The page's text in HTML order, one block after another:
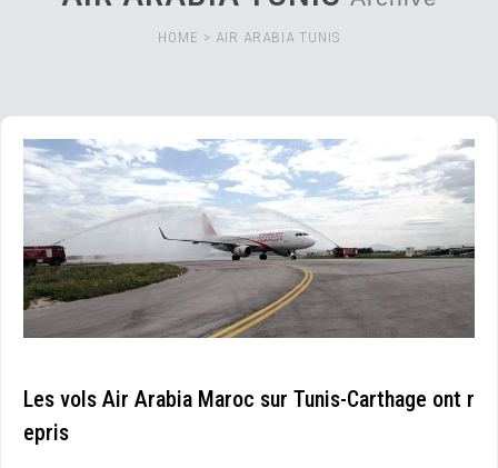
HOME > AIR ARABIA TUNIS
Les vols Air Arabia Maroc sur Tunis-Carthage ont r
epris